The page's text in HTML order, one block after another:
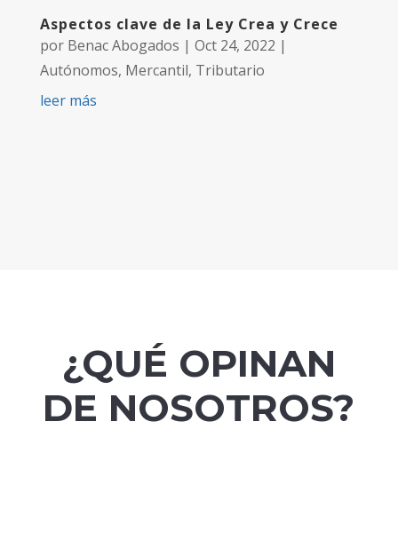
Aspectos clave de la Ley Crea y Crece
por Benac Abogados | Oct 24, 2022 |
Autónomos, Mercantil, Tributario
leer más
¿QUÉ OPINAN
DE NOSOTROS?